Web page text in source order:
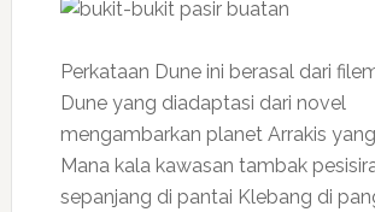
Perkataan Dune ini berasal dari
Dune yang diadaptasi dari novel
mengambarkan planet Arrakis
Mana kala kawasan tambak
sepanjang di pantai Klebang di